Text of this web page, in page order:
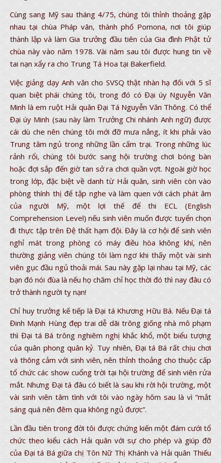
Cùng sang Mỹ sau tháng 4/75, chúng tôi thỉnh thoảng gặp
nhau tại chùa Pháp vân, thành phố Pomona, nơi tôi giúp
thành lập và làm Gia trưởng đầu tiên của Gia đình Phật tử
chùa này vào năm 1978. Vài năm sau tôi được hung tin về
tai nạn xẩy ra cho Trung Tá Hoa tại Bakerfield.
Việc giảng dạy Anh văn cho SVSQ thật nhàn hạ đối với 5 sĩ
quan biệt phái chúng tôi, trong đó có Đại úy Nguyễn Văn
Minh là em ruột Hải quân Đại Tá Nguyễn Văn Thông. Có thể
Đại úy Minh (sau này làm Trưởng Chi nhánh Anh ngữ) được
cái dù che nên chúng tôi mới đỡ mưa nắng, ít khi phải vào
Trung tâm ngủ trong những lần cấm trại. Trong những lúc
rảnh rổi, chúng tôi bước sang hội trường chơi bóng bàn
hoặc đợi sắp đến giờ tan sở ra chơi quần vợt. Ngoài giờ học
trong lớp, đặc biệt về danh từ Hải quân, sinh viên còn vào
phòng thính thị để tập nghe và làm quen với cách phát âm
của người Mỹ, một lợi thế để thi ECL (English
Comprehension Level) nếu sinh viên muốn được tuyển chọn
đi thực tập trên Đệ thất hạm đội. Đây là cơ hội để sinh viên
nghỉ mát trong phòng có máy điều hòa không khí, nên
thường giảng viên chúng tôi làm ngơ khi thấy một vài sinh
viên gục đầu ngủ thoải mái. Sau này gặp lại nhau tại Mỹ, các
bạn đó nói đùa là nếu họ chăm chỉ học thời đó thì nay đâu có
trở thành người tỵ nạn!
Chỉ huy trưởng kế tiếp là Đại tá Khương Hữu Bá. Nếu Đại tá
Đinh Mạnh Hùng đẹp trai dễ dãi trông giống nhà mô phạm
thì Đại tá Bá trông nghiêm nghị khắc khổ, một biểu tượng
của quân phong quân kỷ. Tuy nhiên, Đại tá Bá rất chịu chơi
và thông cảm với sinh viên, nên thỉnh thoảng cho thuộc cấp
tổ chức các show cuổng trời tại hội trường để sinh viên rửa
mắt. Nhưng Đại tá đâu có biết là sau khi rời hội trường, một
vài sinh viên tâm tình với tôi vào ngày hôm sau là vì “mắt
sáng quá nên đêm qua không ngủ được”.
Lần đầu tiên trong đời tôi được chứng kiến một đám cưới tổ
chức theo kiểu cách Hải quân với sự cho phép và giúp đỡ
của Đại tá Bá giữa chị Tôn Nữ Thị Khánh và Hải quân Thiếu